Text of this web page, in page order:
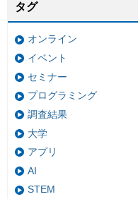
タグ
オンライン
イベント
セミナー
プログラミング
調査結果
大学
アプリ
AI
STEM